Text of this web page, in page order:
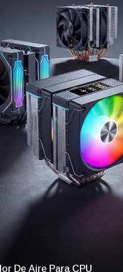
De Aire Para CPU